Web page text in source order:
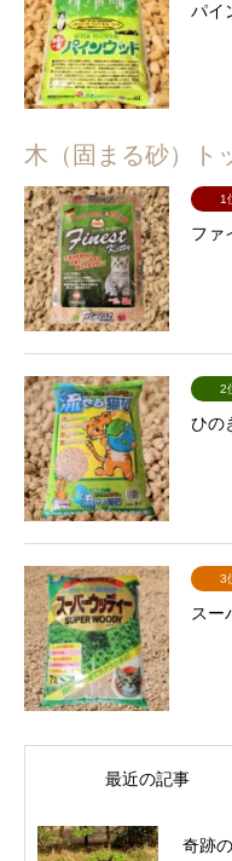
パイ
木（固まる砂）ト
1
ファ
2
ひの
3
スー
最近の記事
奇跡